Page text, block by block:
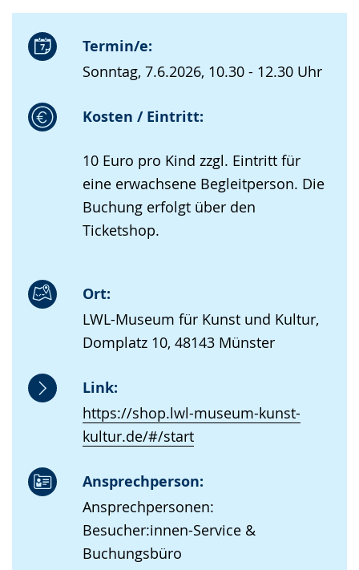
Termin/e:
Sonntag, 7.6.2026, 10.30 - 12.30 Uhr
Kosten / Eintritt:
10 Euro pro Kind zzgl. Eintritt für
eine erwachsene Begleitperson. Die
Buchung erfolgt über den
Ticketshop.
Ort:
LWL-Museum für Kunst und Kultur,
Domplatz 10, 48143 Münster
Link:
https://shop.lwl-museum-kunst-
kultur.de/#/start
Ansprechperson:
Ansprechpersonen:
Besucher:innen-Service &
Buchungsbüro